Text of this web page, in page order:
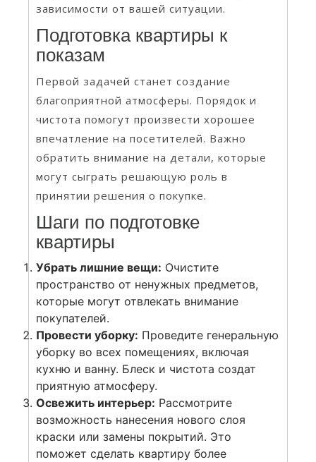
зависимости от вашей ситуации.
Подготовка квартиры к
показам
Первой задачей станет создание
благоприятной атмосферы. Порядок и
чистота помогут произвести хорошее
впечатление на посетителей. Важно
обратить внимание на детали, которые
могут сыграть решающую роль в
принятии решения о покупке.
Шаги по подготовке
квартиры
Убрать лишние вещи: Очистите
пространство от ненужных предметов,
которые могут отвлекать внимание
покупателей.
Провести уборку: Проведите генеральную
уборку во всех помещениях, включая
кухню и ванну. Блеск и чистота создат
приятную атмосферу.
Освежить интерьер: Рассмотрите
возможность нанесения нового слоя
краски или замены покрытий. Это
поможет сделать квартиру более